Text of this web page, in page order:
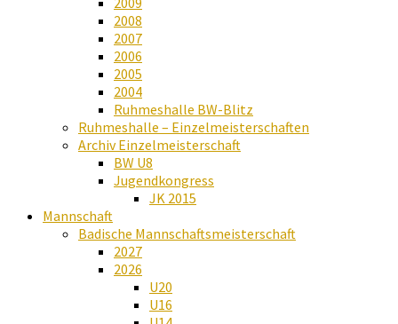
2008
2007
2006
2005
2004
Ruhmeshalle BW-Blitz
Ruhmeshalle – Einzelmeisterschaften
Archiv Einzelmeisterschaft
BW U8
Jugendkongress
JK 2015
Mannschaft
Badische Mannschaftsmeisterschaft
2027
2026
U20
U16